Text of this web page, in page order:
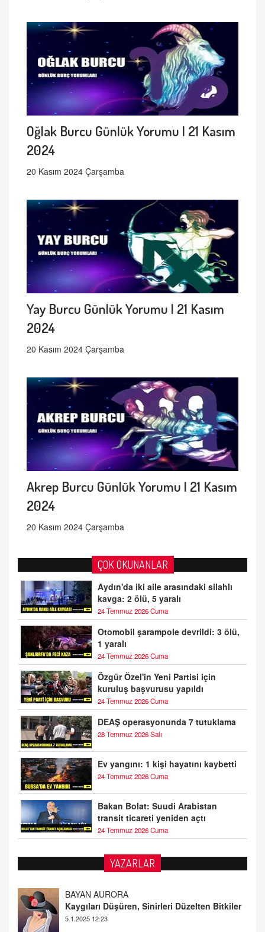
Oğlak Burcu Günlük Yorumu | 21 Kasım
2024
20 Kasım 2024 Çarşamba
Yay Burcu Günlük Yorumu | 21 Kasım
2024
20 Kasım 2024 Çarşamba
Akrep Burcu Günlük Yorumu | 21 Kasım
2024
20 Kasım 2024 Çarşamba
ÇOK OKUNANLAR
Aydın'da iki aile arasındaki silahlı
kavga: 2 ölü, 5 yaralı
24 Temmuz 2026 Cuma
Otomobil şarampole devrildi: 3 ölü,
1 yaralı
24 Temmuz 2026 Cuma
Özgür Özel'in Yeni Partisi için
kuruluş başvurusu yapıldı
24 Temmuz 2026 Cuma
DEAŞ operasyonunda 7 tutuklama
28 Temmuz 2026 Salı
Ev yangını: 1 kişi hayatını kaybetti
24 Temmuz 2026 Cuma
Bakan Bolat: Suudi Arabistan
transit ticareti yeniden açtı
24 Temmuz 2026 Cuma
YAZARLAR
DOKTOR CİVANIM
Mastürbasyon ve Tatmin: Bir Keşif Yolculuğu
13.11.2024 22:51